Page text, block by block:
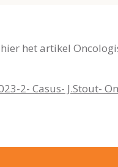
het artikel
2- Casus- J.Stout-